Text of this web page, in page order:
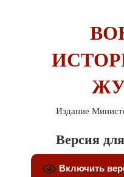
Издание
Версия
Включить